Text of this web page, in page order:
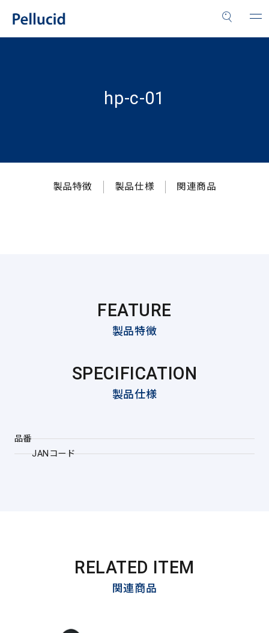
hp-c-01
製品特徴 製品仕様 関連商品
FEATURE
製品特徴
SPECIFICATION
製品仕様
品番
JANコード
RELATED ITEM
関連商品